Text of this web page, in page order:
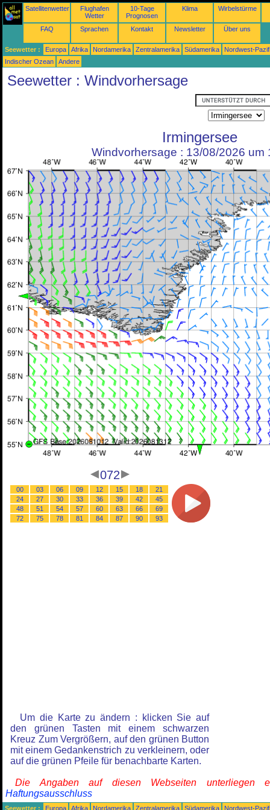
Satellitenwetter
Flughafen
Wetter
10-Tage
Prognosen
Klima Wirbelstürme
FAQ Sprachen Kontakt Newsletter Über uns
Seewetter : Europa Afrika Nordamerika Zentralamerika Südamerika
Nordwest-
Indischer Ozean
Andere
Seewetter : Windvorhersage
Irmingersee
Windvorhersage : 13/08/2026 um
072
00 03 06 09 12 15 18
21
24
27 30 33 36 39 42
45
48
51 54 57 60 63 66
69
72
75 78 81 84 87 90 93
Um die Karte zu ändern : klicken Sie auf
den grünen Tasten mit einem schwarzen
Kreuz Zum Vergrößern, auf den grünen Button
mit einem Gedankenstrich zu verkleinern, oder
auf die grünen Pfeile für benachbarte Karten.
Die Angaben auf diesen Webseiten unterliegen
Haftungsausschluss
Seewetter : Europa Afrika Nordamerika Zentralamerika Südamerika
Nordwest-